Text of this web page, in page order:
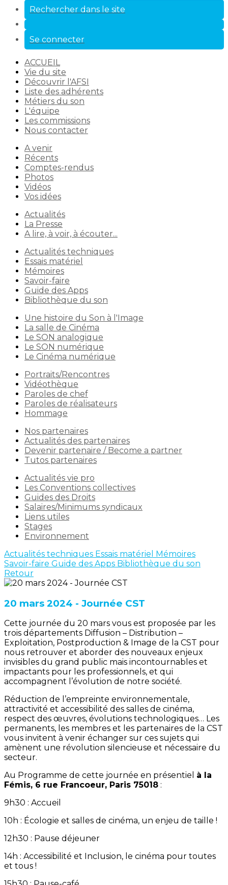
Rechercher dans le site
Se connecter
ACCUEIL
Vie du site
Découvrir l'AFSI
Liste des adhérents
Métiers du son
L'équipe
Les commissions
Nous contacter
A venir
Récents
Comptes-rendus
Photos
Vidéos
Vos idées
Actualités
La Presse
A lire, à voir, à écouter...
Actualités techniques
Essais matériel
Mémoires
Savoir-faire
Guide des Apps
Bibliothèque du son
Une histoire du Son à l'Image
La salle de Cinéma
Le SON analogique
Le SON numérique
Le Cinéma numérique
Portraits/Rencontres
Vidéothèque
Paroles de chef
Paroles de réalisateurs
Hommage
Nos partenaires
Actualités des partenaires
Devenir partenaire / Become a partner
Tutos partenaires
Actualités vie pro
Les Conventions collectives
Guides des Droits
Salaires/Minimums syndicaux
Liens utiles
Stages
Environnement
Actualités techniques Essais matériel Mémoires
Savoir-faire Guide des Apps Bibliothèque du son
Retour
20 mars 2024 - Journée CST
Cette journée du 20 mars vous est proposée par les
trois départements Diffusion – Distribution –
Exploitation, Postproduction & Image de la CST pour
nous retrouver et aborder des nouveaux enjeux
invisibles du grand public mais incontournables et
impactants pour les professionnels, et qui
accompagnent l’évolution de notre société.
Réduction de l’empreinte environnementale,
attractivité et accessibilité des salles de cinéma,
respect des œuvres, évolutions technologiques… Les
permanents, les membres et les partenaires de la CST
vous invitent à venir échanger sur ces sujets qui
amènent une révolution silencieuse et nécessaire du
secteur.
Au Programme de cette journée en présentiel à la
Fémis, 6 rue Francoeur, Paris 75018 :
9h30 : Accueil
10h : Écologie et salles de cinéma, un enjeu de taille !
12h30 : Pause déjeuner
14h : Accessibilité et Inclusion, le cinéma pour toutes
et tous !